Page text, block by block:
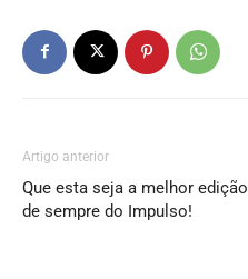
Artigo anterior
Que esta seja a melhor edição
de sempre do Impulso!